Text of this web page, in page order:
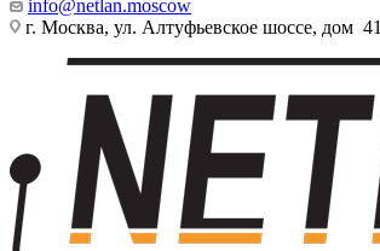
info@netlan.moscow
г. Москва, ул. Алтуфьевское шоссе, дом 41